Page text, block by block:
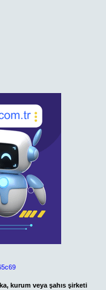
kurum veya şahıs şirketi